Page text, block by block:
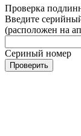
Проверка
Введите
(расположен на
Сериный номер
Проверить